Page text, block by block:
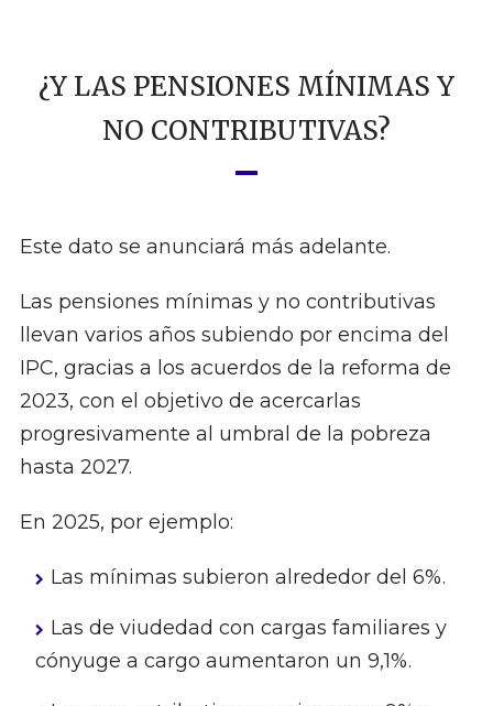
¿Y LAS PENSIONES MÍNIMAS Y
NO CONTRIBUTIVAS?
Este dato se anunciará más adelante.
Las pensiones mínimas y no contributivas
llevan varios años subiendo por encima del
IPC, gracias a los acuerdos de la reforma de
2023, con el objetivo de acercarlas
progresivamente al umbral de la pobreza
hasta 2027.
En 2025, por ejemplo:
Las mínimas subieron alrededor del 6%.
Las de viudedad con cargas familiares y
cónyuge a cargo aumentaron un 9,1%.